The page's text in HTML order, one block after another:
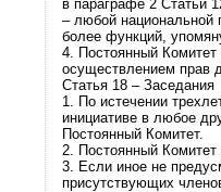
в параграфе 2 Статьи
– любой национальной
более функций,
4. Постоянный Комитет
осуществлением прав
Статья 18 – Заседания
1. По истечении
инициативе в любое
Постоянный Комитет.
2. Постоянный
3. Если иное не
присутствующих